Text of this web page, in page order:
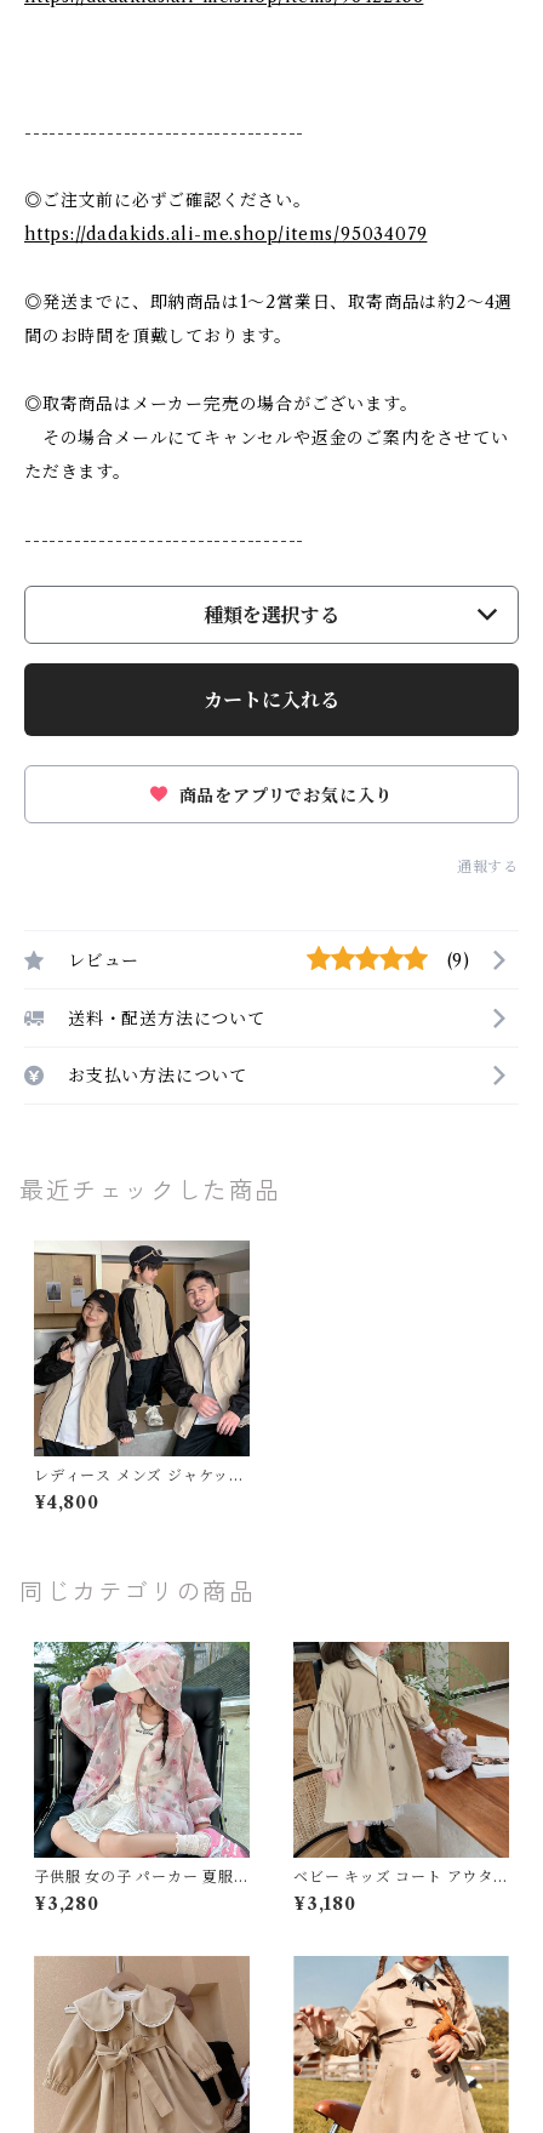
----------------------------------
◎ご注文前に必ずご確認ください。
https://dadakids.ali-me.shop/items/95034079
◎発送までに、即納商品は1〜2営業日、取寄商品は約2〜4週
間のお時間を頂戴しております。
◎取寄商品はメーカー完売の場合がございます。
その場合メールにてキャンセルや返金のご案内をさせてい
ただきます。
----------------------------------
種類を選択する
カートに入れる
商品をアプリでお気に入り
通報する
レビュー (9)
送料・配送方法について
お支払い方法について
最近チェックした商品
レディース メンズ ジャケット
アウター バイカラー ウインド
ブレーカー 長袖 フード付き 親
ニセックス S M L XL 2XL 3
XL
¥4,800
同じカテゴリの商品
子供服 女の子 パーカー 夏服
ウィンドブレーカー UVカット
ラッシュガード フード付き 長
け感 メッシュ ライトアウター
キッズ ジュニア 通園 通学 日
焼け防止 冷房対策 お出かけ
¥3,280
ベビー キッズ コート アウター
トレンチコート スプリングコ
ート 上着 襟付き ギャザー フ
ジュ 90 100 110 120 130 140
¥3,180